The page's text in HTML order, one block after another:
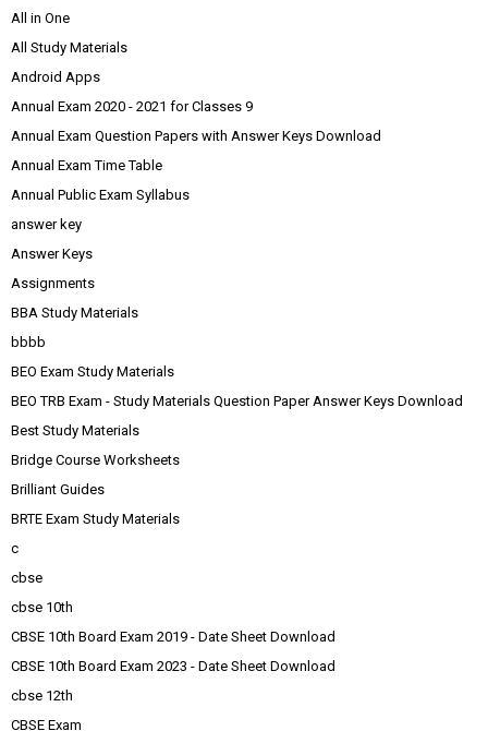
All in One
All Study Materials
Android Apps
Annual Exam 2020 - 2021 for Classes 9
Annual Exam Question Papers with Answer Keys Download
Annual Exam Time Table
Annual Public Exam Syllabus
answer key
Answer Keys
Assignments
BBA Study Materials
bbbb
BEO Exam Study Materials
BEO TRB Exam - Study Materials Question Paper Answer Keys Download
Best Study Materials
Bridge Course Worksheets
Brilliant Guides
BRTE Exam Study Materials
c
cbse
cbse 10th
CBSE 10th Board Exam 2019 - Date Sheet Download
CBSE 10th Board Exam 2023 - Date Sheet Download
cbse 12th
CBSE Exam